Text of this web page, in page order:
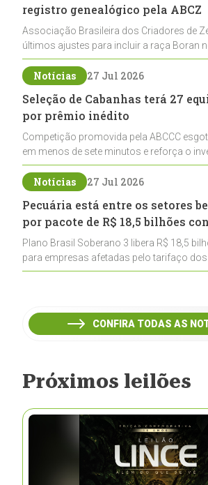
registro genealógico pela ABCZ
Associação Brasileira dos Criadores de
últimos ajustes para incluir a raça Boran
de registros, abrindo caminho para sua
pecuária nacional
Notícias 27 Jul 2026
Seleção de Cabanhas terá 27
por prêmio inédito
Competição promovida pela ABCCC
em menos de sete minutos e reforça o
cabanhas na seleção genética de
ao laço
Notícias 27 Jul 2026
Pecuária está entre os setores
por pacote de R$ 18,5 bilhões
Plano Brasil Soberano 3 libera R$ 18,5
para empresas afetadas pelo tarifaço dos
inclui a pecuária entre os setores
CONFIRA TODAS AS
Próximos leilões